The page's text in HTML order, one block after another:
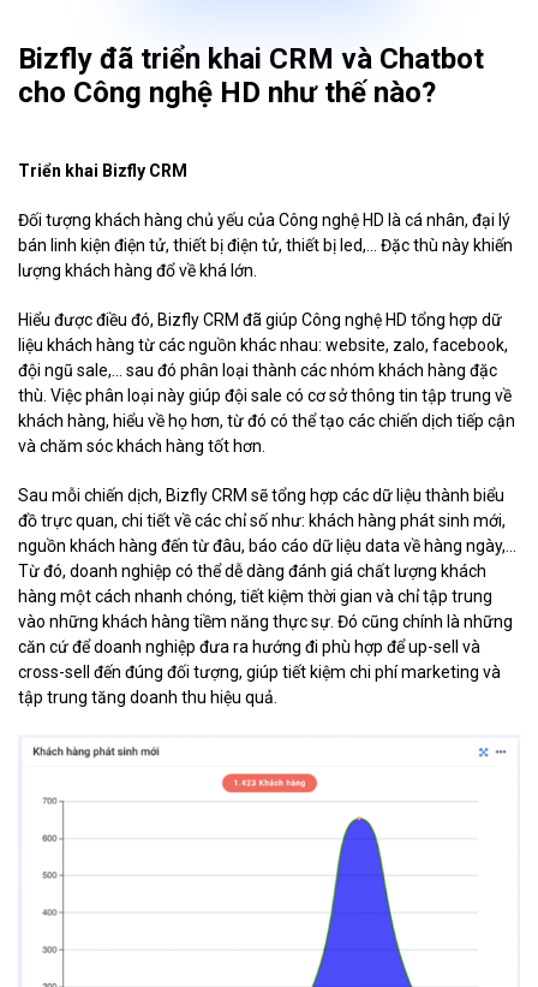
Bizfly đã triển khai CRM và Chatbot
cho Công nghệ HD như thế nào?
Triển khai Bizfly CRM
Đối tượng khách hàng chủ yếu của Công nghệ HD là cá nhân, đại lý
bán linh kiện điện tử, thiết bị điện tử, thiết bị led,... Đặc thù này khiến
lượng khách hàng đổ về khá lớn.
Hiểu được điều đó, Bizfly CRM đã giúp Công nghệ HD tổng hợp dữ
liệu khách hàng từ các nguồn khác nhau: website, zalo, facebook,
đội ngũ sale,... sau đó phân loại thành các nhóm khách hàng đặc
thù. Việc phân loại này giúp đội sale có cơ sở thông tin tập trung về
khách hàng, hiểu về họ hơn, từ đó có thể tạo các chiến dịch tiếp cận
và chăm sóc khách hàng tốt hơn.
Sau mỗi chiến dịch, Bizfly CRM sẽ tổng hợp các dữ liệu thành biểu
đồ trực quan, chi tiết về các chỉ số như: khách hàng phát sinh mới,
nguồn khách hàng đến từ đâu, báo cáo dữ liệu data về hàng ngày,...
Từ đó, doanh nghiệp có thể dễ dàng đánh giá chất lượng khách
hàng một cách nhanh chóng, tiết kiệm thời gian và chỉ tập trung
vào những khách hàng tiềm năng thực sự. Đó cũng chính là những
căn cứ để doanh nghiệp đưa ra hướng đi phù hợp để up-sell và
cross-sell đến đúng đối tượng, giúp tiết kiệm chi phí marketing và
tập trung tăng doanh thu hiệu quả.